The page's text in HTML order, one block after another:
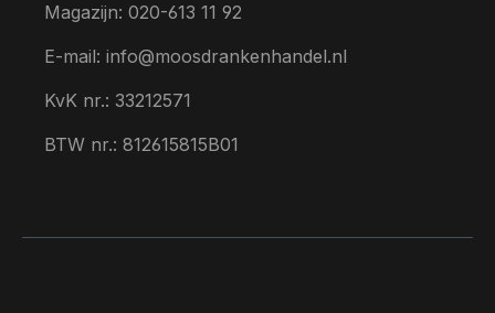
Magazijn: 020-613 11 92
E-mail: info@moosdrankenhandel.nl
KvK nr.: 33212571
BTW nr.: 812615815B01